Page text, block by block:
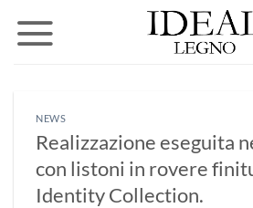
NEWS
Realizzazione eseguita
con listoni in rovere
Identity Collection.